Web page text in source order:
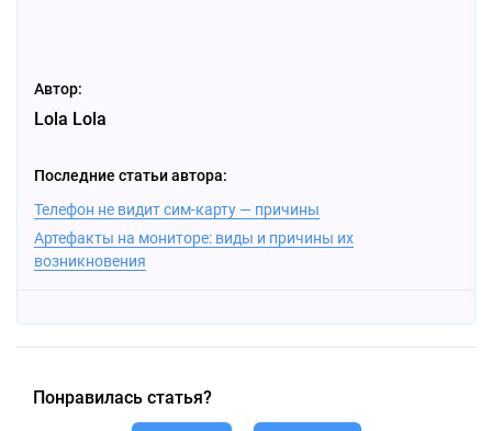
Автор:
Lola Lola
Последние статьи автора:
Телефон не видит сим-карту — причины
Артефакты на мониторе: виды и причины их
возникновения
Понравилась статья?